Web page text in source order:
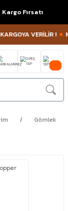
Fırsatı
VERİLİR !
Gömlek